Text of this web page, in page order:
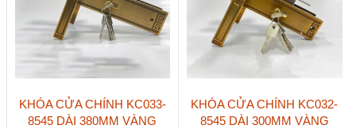
KHÓA CỬA CHÍNH KC033-
8545 DÀI 380MM VÀNG
KHÓA CỬA CHÍNH KC032-
8545 DÀI 300MM VÀNG